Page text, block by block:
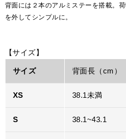
背面には２本のアルミステーを搭載。
を外してシンプルに。
【サイズ】
サイズ 背面長（cm）
XS 38.1未満
S 38.1~43.1